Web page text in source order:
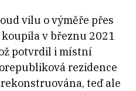
vilu o výměře přes
v březnu 2021
potvrdil i místní
rezidence
teď ale